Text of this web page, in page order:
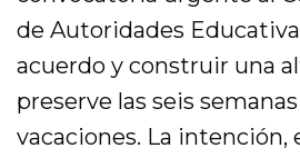
de Autoridades
acuerdo y construir una
preserve las seis
vacaciones. La intención,